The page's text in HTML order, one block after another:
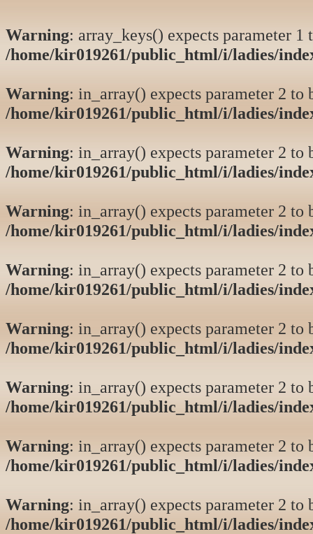
Warning: array_keys() expects parameter
/home/kir019261/public_html/i/ladies/
Warning: in_array() expects parameter 2 to
/home/kir019261/public_html/i/ladies/
Warning: in_array() expects parameter 2 to
/home/kir019261/public_html/i/ladies/
Warning: in_array() expects parameter 2 to
/home/kir019261/public_html/i/ladies/
Warning: in_array() expects parameter 2 to
/home/kir019261/public_html/i/ladies/
Warning: in_array() expects parameter 2 to
/home/kir019261/public_html/i/ladies/
Warning: in_array() expects parameter 2 to
/home/kir019261/public_html/i/ladies/
Warning: in_array() expects parameter 2 to
/home/kir019261/public_html/i/ladies/
Warning: in_array() expects parameter 2 to
/home/kir019261/public_html/i/ladies/